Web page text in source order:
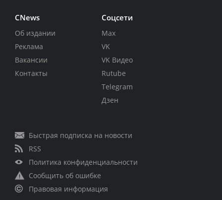
CNews
Об издании
Реклама
Вакансии
Контакты
Соцсети
Max
VK
VK Видео
Rutube
Telegram
Дзен
Быстрая подписка на новости
RSS
Политика конфиденциальности
Сообщить об ошибке
Правовая информация